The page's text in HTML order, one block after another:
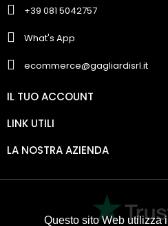
Questo sito Web utilizza
+39 081 5042757
What's App
ecommerce@gagliardisrl.it
IL TUO ACCOUNT
LINK UTILI
LA NOSTRA AZIENDA